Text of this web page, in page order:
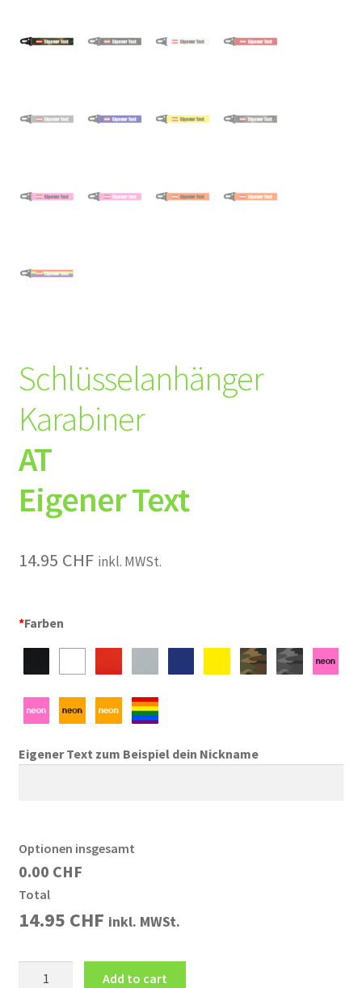
Schlüsselanhänger
Karabiner
AT
Eigener Text
14.95 CHF inkl. MWSt.
*Farben
Eigener Text zum Beispiel dein Nickname
Optionen insgesamt
0.00 CHF
Total
14.95 CHF inkl. MWSt.
Add to cart